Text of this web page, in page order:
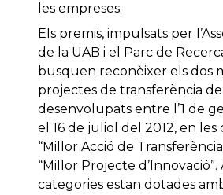
les empreses.
Els premis, impulsats per
de la UAB i el Parc de
busquen reconèixer els dos
projectes de transferència
desenvolupats entre l’1 de
el 16 de juliol del 2012, en les
“Millor Acció de
“Millor Projecte
categories estan dotades